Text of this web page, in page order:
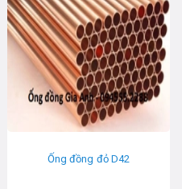
Ống đồng đỏ D42